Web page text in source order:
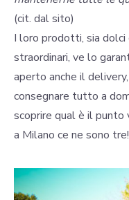
(cit. dal sito)
I loro prodotti, sia dolci
straordinari, ve lo
aperto anche il
consegnare tutto a
scoprire qual è il punto
a Milano ce ne sono tre!